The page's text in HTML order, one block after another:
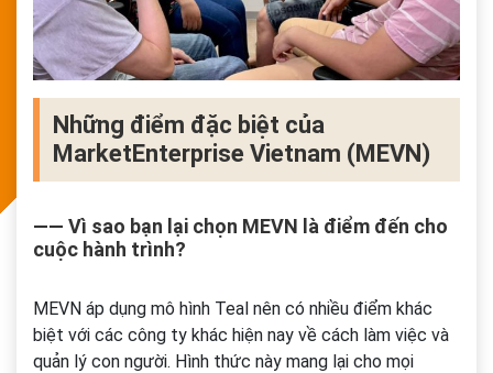
Những điểm đặc biệt của
MarketEnterprise Vietnam (MEVN)
―― Vì sao bạn lại chọn MEVN là điểm đến cho
cuộc hành trình?
MEVN áp dụng mô hình Teal nên có nhiều điểm khác
biệt với các công ty khác hiện nay về cách làm việc và
quản lý con người. Hình thức này mang lại cho mọi